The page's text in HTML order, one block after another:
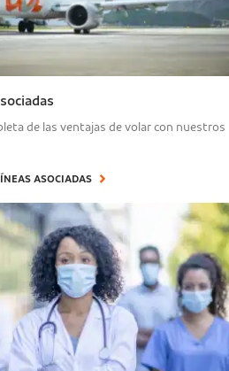
de las ventajas de volar con nuestros
ASOCIADAS